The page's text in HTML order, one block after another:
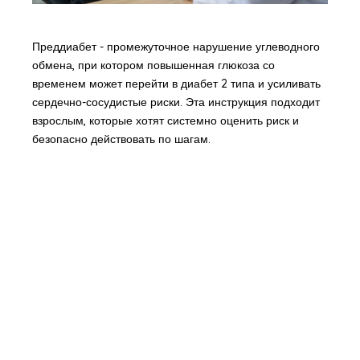
Преддиабет - промежуточное нарушение углеводного
обмена, при котором повышенная глюкоза со
временем может перейти в диабет 2 типа и усиливать
сердечно-сосудистые риски. Эта инструкция подходит
взрослым, которые хотят системно оценить риск и
безопасно действовать по шагам.